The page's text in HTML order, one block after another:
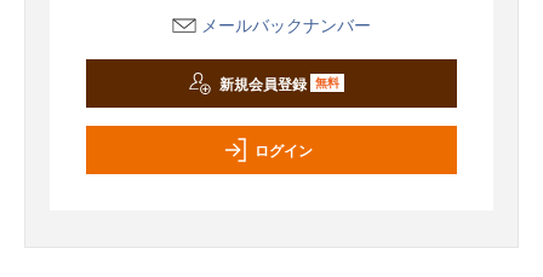
メールバックナンバー
新規会員登録 無料
ログイン